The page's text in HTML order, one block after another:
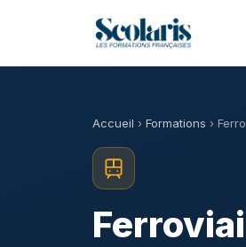
Accueil › Formations ›